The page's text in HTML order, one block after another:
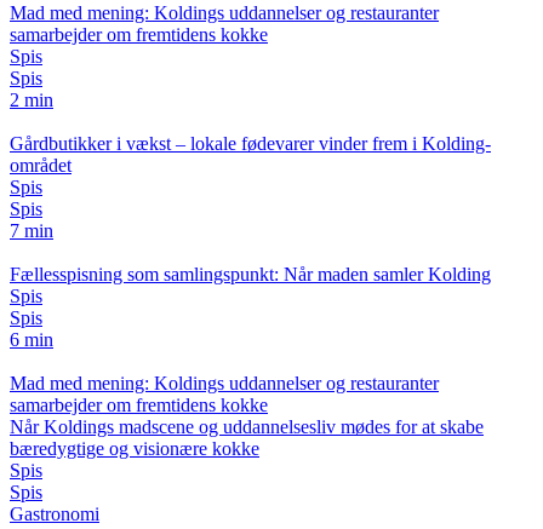
Mad med mening: Koldings uddannelser og restauranter
samarbejder om fremtidens kokke
Spis
Spis
2 min
Gårdbutikker i vækst – lokale fødevarer vinder frem i Kolding-
området
Spis
Spis
7 min
Fællesspisning som samlingspunkt: Når maden samler Kolding
Spis
Spis
6 min
Mad med mening: Koldings uddannelser og restauranter
samarbejder om fremtidens kokke
Når Koldings madscene og uddannelsesliv mødes for at skabe
bæredygtige og visionære kokke
Spis
Spis
Gastronomi